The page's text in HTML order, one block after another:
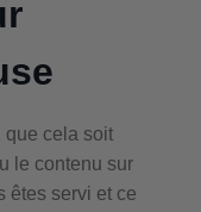
que cela soit
le contenu sur
êtes servi et ce